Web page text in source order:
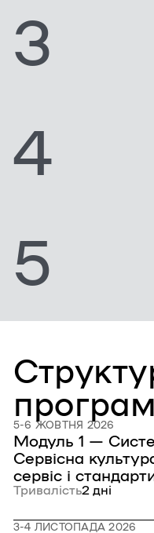
3
4
5
5-6 ЖОВТНЯ 2026
Модуль 1 —
Сервісна
сервіс і
Тривалість2 дні
3-4 ЛИСТОПАДА 2026